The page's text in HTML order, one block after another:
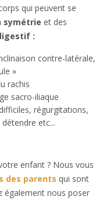
qui peuvent se
symétrie et des
:
contre-latérale,
»
rachis
sacro-iliaque
régurgitations,
etc...
enfant ? Nous vous
des parents qui sont
également nous poser